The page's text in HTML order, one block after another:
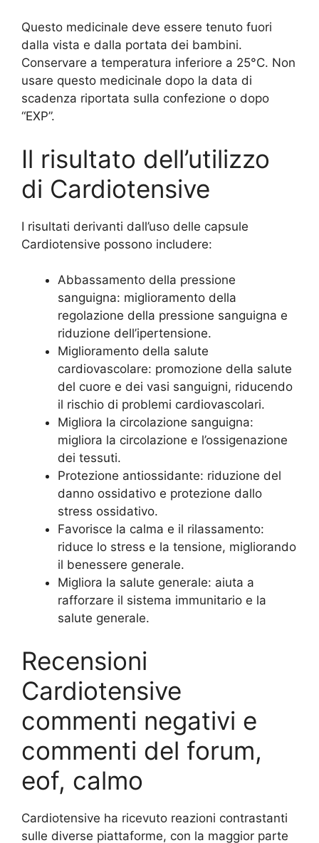
Questo medicinale deve essere tenuto fuori
dalla vista e dalla portata dei bambini.
Conservare a temperatura inferiore a 25°C. Non
usare questo medicinale dopo la data di
scadenza riportata sulla confezione o dopo
“EXP”.
Il risultato dell’utilizzo
di Cardiotensive
I risultati derivanti dall’uso delle capsule
Cardiotensive possono includere:
Abbassamento della pressione
sanguigna: miglioramento della
regolazione della pressione sanguigna e
riduzione dell’ipertensione.
Miglioramento della salute
cardiovascolare: promozione della salute
del cuore e dei vasi sanguigni, riducendo
il rischio di problemi cardiovascolari.
Migliora la circolazione sanguigna:
migliora la circolazione e l’ossigenazione
dei tessuti.
Protezione antiossidante: riduzione del
danno ossidativo e protezione dallo
stress ossidativo.
Favorisce la calma e il rilassamento:
riduce lo stress e la tensione, migliorando
il benessere generale.
Migliora la salute generale: aiuta a
rafforzare il sistema immunitario e la
salute generale.
Recensioni
Cardiotensive
commenti negativi e
commenti del forum,
eof, calmo
Cardiotensive ha ricevuto reazioni contrastanti
sulle diverse piattaforme, con la maggior parte